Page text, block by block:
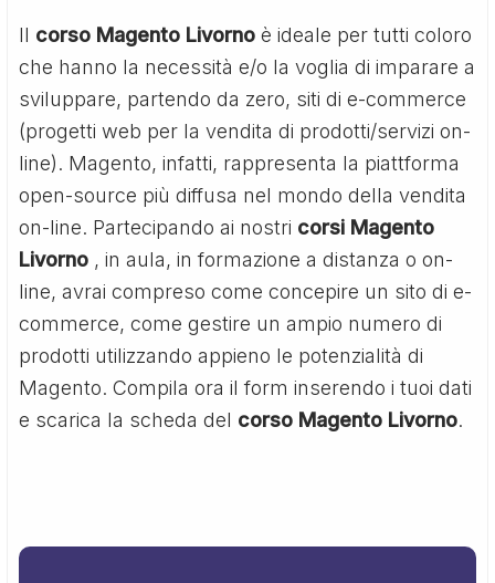
Il corso Magento Livorno è ideale per tutti coloro
che hanno la necessità e/o la voglia di imparare a
sviluppare, partendo da zero, siti di e-commerce
(progetti web per la vendita di prodotti/servizi on-
line). Magento, infatti, rappresenta la piattforma
open-source più diffusa nel mondo della vendita
on-line. Partecipando ai nostri corsi Magento
Livorno , in aula, in formazione a distanza o on-
line, avrai compreso come concepire un sito di e-
commerce, come gestire un ampio numero di
prodotti utilizzando appieno le potenzialità di
Magento. Compila ora il form inserendo i tuoi dati
e scarica la scheda del corso Magento Livorno.